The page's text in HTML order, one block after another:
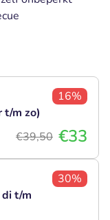
t/m zo)
16%
€39,50 €33
t/m
30%